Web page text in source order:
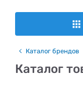
Каталог брендов
Каталог